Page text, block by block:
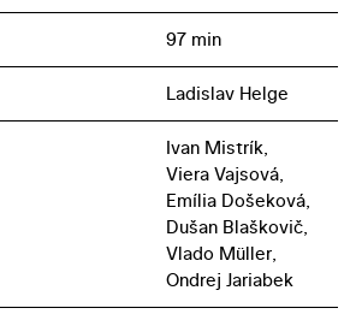
97 min
Ladislav Helge
Ivan Mistrík,
Viera Vajsová,
Emília Došeková,
Dušan Blaškovič,
Vlado Müller,
Ondrej Jariabek